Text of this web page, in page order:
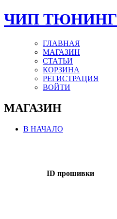
ЧИП ТЮНИНГ
ГЛАВНАЯ
МАГАЗИН
СТАТЬИ
КОРЗИНА
РЕГИСТРАЦИЯ
ВОЙТИ
МАГАЗИН
В НАЧАЛО
ID прошивки